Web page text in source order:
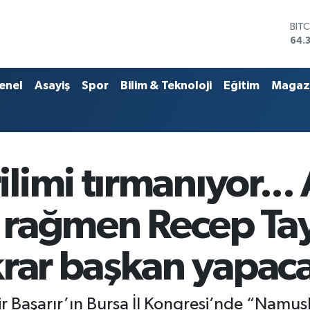
Asayiş Spor Bilim & Teknoloji Eğitim
rağmen Recep
başkan
Bursa İl Kongresi’nde